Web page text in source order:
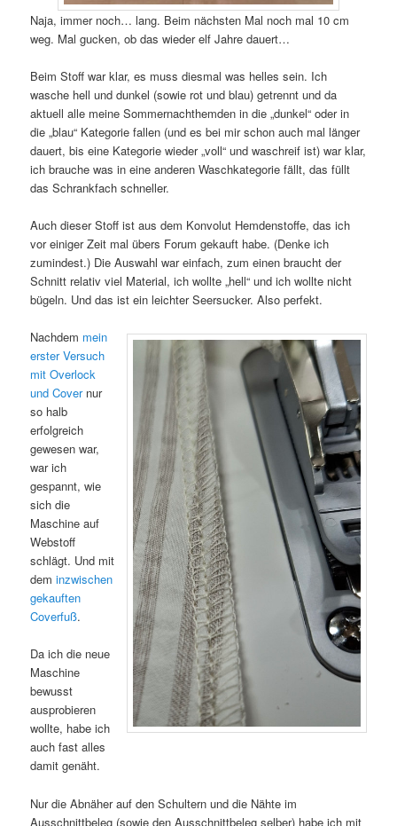
Naja, immer noch… lang. Beim nächsten Mal noch mal 10 cm
weg. Mal gucken, ob das wieder elf Jahre dauert…
Beim Stoff war klar, es muss diesmal was helles sein. Ich
wasche hell und dunkel (sowie rot und blau) getrennt und da
aktuell alle meine Sommernachthemden in die „dunkel“ oder in
die „blau“ Kategorie fallen (und es bei mir schon auch mal länger
dauert, bis eine Kategorie wieder „voll“ und waschreif ist) war klar,
ich brauche was in eine anderen Waschkategorie fällt, das füllt
das Schrankfach schneller.
Auch dieser Stoff ist aus dem Konvolut Hemdenstoffe, das ich
vor einiger Zeit mal übers Forum gekauft habe. (Denke ich
zumindest.) Die Auswahl war einfach, zum einen braucht der
Schnitt relativ viel Material, ich wollte „hell“ und ich wollte nicht
bügeln. Und das ist ein leichter Seersucker. Also perfekt.
Nachdem mein
erster Versuch
mit Overlock
und Covernur
so halb
erfolgreich
gewesen war,
war ich
gespannt, wie
sich die
Maschine auf
Webstoff
schlägt. Und mit
deminzwischen
gekauften
Coverfuß.
Da ich die neue
Maschine
bewusst
ausprobieren
wollte, habe ich
auch fast alles
damit genäht.
Nur die Abnäher auf den Schultern und die Nähte im
Ausschnittbeleg (sowie den Ausschnittbeleg selber) habe ich mit